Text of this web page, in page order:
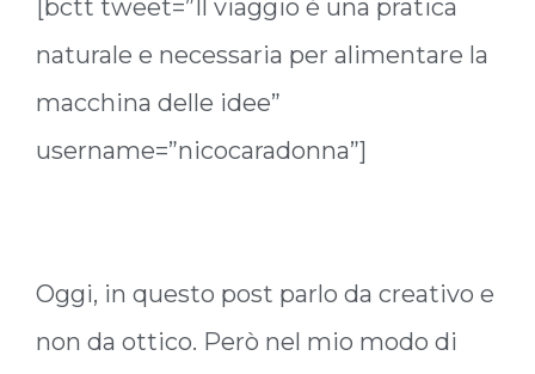
[bctt tweet=”Il viaggio è una pratica
naturale e necessaria per alimentare la
macchina delle idee”
username=”nicocaradonna”]
Oggi, in questo post parlo da creativo e
non da ottico. Però nel mio modo di